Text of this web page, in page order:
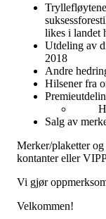
likes i landet
Utdeling av
2018
Andre
Hilsener fra
Salg av
Merker/plaketter
kontanter eller
Vi gjør
Velkommen!